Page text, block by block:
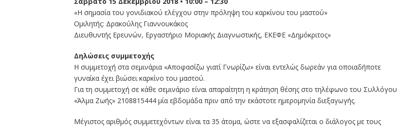
«Η σημασία του γονιδιακού ελέγχου στην πρόληψη του καρκίνου του μαστού»
Ομιλητής: Δρακούλης Γιαννουκάκος
Διευθυντής Ερευνών, Εργαστήριο Μοριακής Διαγνωστικής, ΕΚΕΦΕ «Δημόκριτος»
Δηλώσεις συμμετοχής
Η συμμετοχή στα σεμινάρια «Αποφασίζω γιατί Γνωρίζω» είναι εντελώς δωρεάν για οποιαδήποτε
γυναίκα έχει βιώσει καρκίνο του μαστού.
Για τη συμμετοχή σε κάθε σεμινάριο είναι απαραίτητη η κράτηση θέσης στο τηλέφωνο του Συλλόγου
«Άλμα Ζωής» 2108815444 μία εβδομάδα πριν από την εκάστοτε ημερομηνία διεξαγωγής.
Μέγιστος αριθμός συμμετεχόντων είναι τα 35 άτομα, ώστε να εξασφαλίζεται ο διάλογος με τους